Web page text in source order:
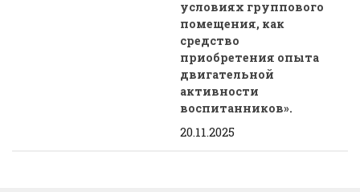
условиях группового
помещения, как
средство
приобретения опыта
двигательной
активности
воспитанников».
20.11.2025